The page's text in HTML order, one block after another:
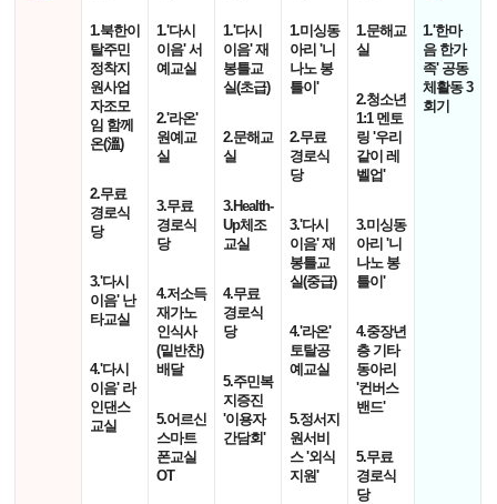
1.북한이
탈주민
정착지
원사업
자조모
임 함께
온(溫)
2.무료
경로식
당
3.'다시
이음' 난
타교실
4.'다시
이음' 라
인댄스
교실
1.'다시
이음' 서
예교실
2.'라온'
원예교
실
3.무료
경로식
당
4.저소득
재가노
인식사
(밑반찬)
배달
5.어르신
스마트
폰교실
OT
1.'다시
이음' 재
봉틀교
실(초급)
2.문해교
실
3.Health-
Up체조
교실
4.무료
경로식
당
5.주민복
지증진
'이용자
간담회'
1.미싱동
아리 '니
나노 봉
틀이'
2.무료
경로식
당
3.'다시
이음' 재
봉틀교
실(중급)
4.'라온'
토탈공
예교실
5.정서지
원서비
스 '외식
지원'
1.문해교
실
2.청소년
1:1 멘토
링 '우리
같이 레
벨업'
3.미싱동
아리 '니
나노 봉
틀이'
4.중장년
층 기타
동아리
'컨버스
밴드'
5.무료
경로식
당
1.'한마
음 한가
족' 공동
체활동 3
회기